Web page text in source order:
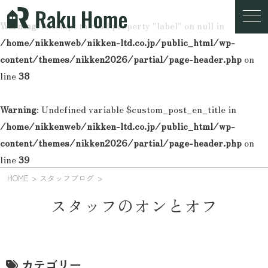
Warning: Attempt to read property "label" on null in
/home/nikkenweb/nikken-ltd.co.jp/public_html/wp-
content/themes/nikken2026/partial/page-header.php on
line38
Warning: Undefined variable $custom_post_en_title in
/home/nikkenweb/nikken-ltd.co.jp/public_html/wp-
content/themes/nikken2026/partial/page-header.php on
line39
HOME スタッフブログ
スタッフのオンとオフ